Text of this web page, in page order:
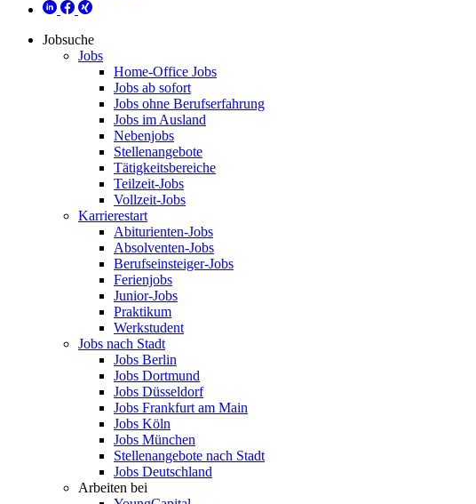
Jobsuche
Jobs
Home-Office Jobs
Jobs ab sofort
Jobs ohne Berufserfahrung
Jobs im Ausland
Nebenjobs
Stellenangebote
Tätigkeitsbereiche
Teilzeit-Jobs
Vollzeit-Jobs
Karrierestart
Abiturienten-Jobs
Absolventen-Jobs
Berufseinsteiger-Jobs
Ferienjobs
Junior-Jobs
Praktikum
Werkstudent
Jobs nach Stadt
Jobs Berlin
Jobs Dortmund
Jobs Düsseldorf
Jobs Frankfurt am Main
Jobs Köln
Jobs München
Stellenangebote nach Stadt
Jobs Deutschland
Arbeiten bei